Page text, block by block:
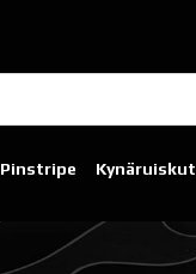
Pinstripe Kynäruiskut